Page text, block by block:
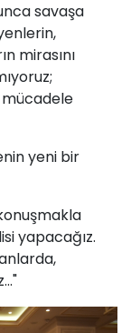
savaşa
mirasını
yeni bir
yapacağız.